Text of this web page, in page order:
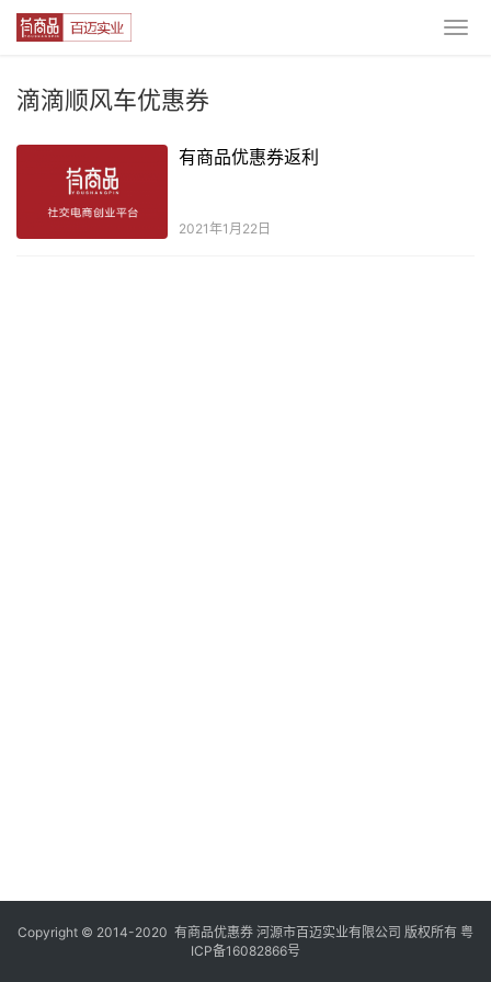
滴滴顺风车优惠券
有商品优惠券返利
2021年1月22日
Copyright © 2014-2020 有商品优惠券 河源市百迈实业有限公司 版权所有 粤
ICP备16082866号